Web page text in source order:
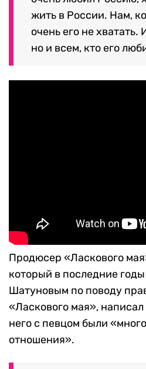
жить в России. Нам,
очень его не хватать.
но и всем, кто его
Продюсер «Ласкового
который в последние
Шатуновым по поводу
«Ласкового мая», написал
него с певцом были
отношения».